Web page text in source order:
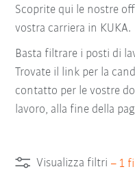
Scoprite qui le nostre
vostra carriera in KUKA.
Basta filtrare i posti di
Trovate il link per la
contatto per le vostre
lavoro, alla fine della
Visualizza filtri – 1